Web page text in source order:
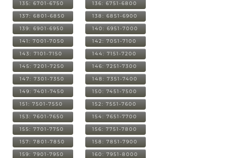
135: 6701-6750 136: 6751-6800
137: 6801-6850 138: 6851-6900
139: 6901-6950 140: 6951-7000
141: 7001-7050 142: 7051-7100
143: 7101-7150 144: 7151-7200
145: 7201-7250 146: 7251-7300
147: 7301-7350 148: 7351-7400
149: 7401-7450 150: 7451-7500
151: 7501-7550 152: 7551-7600
153: 7601-7650 154: 7651-7700
155: 7701-7750 156: 7751-7800
157: 7801-7850 158: 7851-7900
159: 7901-7950 160: 7951-8000